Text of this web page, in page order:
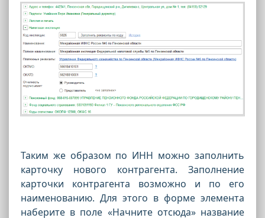
Таким же образом по ИНН можно заполнить
карточку нового контрагента. Заполнение
карточки контрагента возможно и по его
наименованию. Для этого в форме элемента
наберите в поле «Начните отсюда» название